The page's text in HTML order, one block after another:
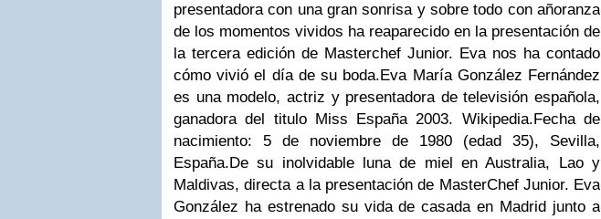
presentadora con una gran sonrisa y sobre todo con añoranza
de los momentos vividos ha reaparecido en la presentación de
la tercera edición de Masterchef Junior. Eva nos ha contado
cómo vivió el día de su boda.Eva María González Fernández
es una modelo, actriz y presentadora de televisión española,
ganadora del titulo Miss España 2003. Wikipedia.Fecha de
nacimiento: 5 de noviembre de 1980 (edad 35), Sevilla,
España.De su inolvidable luna de miel en Australia, Lao y
Maldivas, directa a la presentación de MasterChef Junior. Eva
González ha estrenado su vida de casada en Madrid junto a